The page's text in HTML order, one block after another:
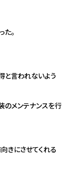
。
と言われないよう
のメンテナンスを行
きにさせてくれる